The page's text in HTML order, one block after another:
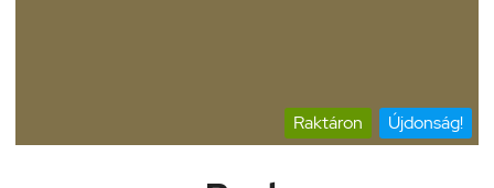
Raktáron Újdonság!